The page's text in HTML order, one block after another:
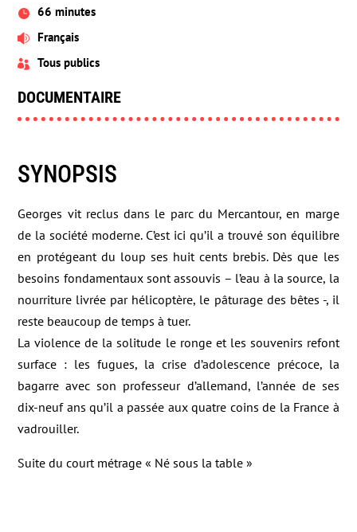
 66 minutes
 Français
 Tous publics
DOCUMENTAIRE
SYNOPSIS
Georges vit reclus dans le parc du Mercantour, en marge
de la société moderne. C’est ici qu’il a trouvé son équilibre
en protégeant du loup ses huit cents brebis. Dès que les
besoins fondamentaux sont assouvis – l’eau à la source, la
nourriture livrée par hélicoptère, le pâturage des bêtes -, il
reste beaucoup de temps à tuer.
La violence de la solitude le ronge et les souvenirs refont
surface : les fugues, la crise d’adolescence précoce, la
bagarre avec son professeur d’allemand, l’année de ses
dix-neuf ans qu’il a passée aux quatre coins de la France à
vadrouiller.
Suite du court métrage « Né sous la table »